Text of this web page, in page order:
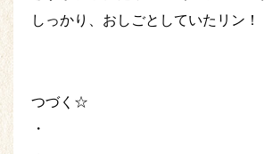
しっかり、おしごとしていたリン！
つづく☆
・